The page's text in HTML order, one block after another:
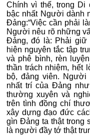
Chính vì thế, trong Di
bậc nhất Người dành
Đảng:“Việc cần phải
Người nêu rõ những
Đảng, đó là: Phải giữ
hiện nguyên tắc tập
và phê bình, rèn
thần trách nhiệm, hết
bộ, đảng viên.
nhất trí của Đảng
thường xuyên và
trên tình đồng chí
xây dựng đạo đức
gìn Đảng ta thật trong
là người đầy tớ thật